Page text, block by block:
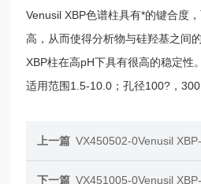
Venusil XBP色谱柱具有*的键合度
高，从而使得分析物与硅羟基之间
XBP柱在高pH下具有很高的稳定性
适用范围1.5-10.0；孔径100?，
上一篇 VX450502-0Venusil
下一篇 VX451005-0Venusil